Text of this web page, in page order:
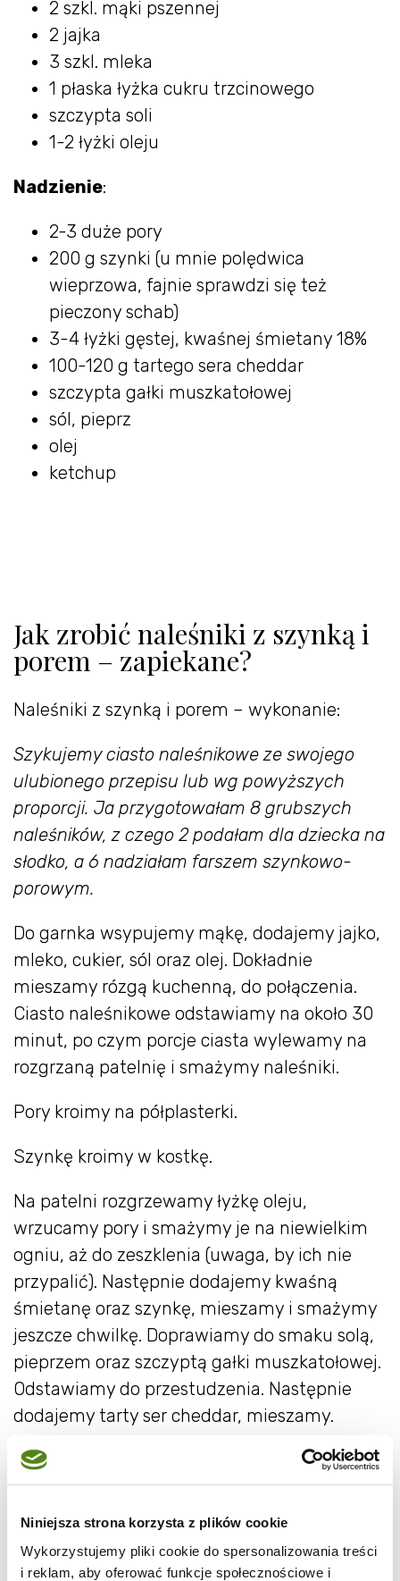
Niniejsza strona korzysta z plików cookie
Wykorzystujemy pliki cookie do spersonalizowania treści
i reklam, aby oferować funkcje społecznościowe i
2 szkl. mąki pszennej
2 jajka
3 szkl. mleka
1 płaska łyżka cukru trzcinowego
szczypta soli
1-2 łyżki oleju
Nadzienie:
2-3 duże pory
200 g szynki (u mnie polędwica
wieprzowa, fajnie sprawdzi się też
pieczony schab)
3-4 łyżki gęstej, kwaśnej śmietany 18%
100-120 g tartego sera cheddar
szczypta gałki muszkatołowej
sól, pieprz
olej
ketchup
Jak zrobić naleśniki z szynką i
porem – zapiekane?
Naleśniki z szynką i porem – wykonanie:
Szykujemy ciasto naleśnikowe ze swojego
ulubionego przepisu lub wg powyższych
proporcji. Ja przygotowałam 8 grubszych
naleśników, z czego 2 podałam dla dziecka na
słodko, a 6 nadziałam farszem szynkowo-
porowym.
Do garnka wsypujemy mąkę, dodajemy jajko,
mleko, cukier, sól oraz olej. Dokładnie
mieszamy rózgą kuchenną, do połączenia.
Ciasto naleśnikowe odstawiamy na około 30
minut, po czym porcje ciasta wylewamy na
rozgrzaną patelnię i smażymy naleśniki.
Pory kroimy na półplasterki.
Szynkę kroimy w kostkę.
Na patelni rozgrzewamy łyżkę oleju,
wrzucamy pory i smażymy je na niewielkim
ogniu, aż do zeszklenia (uwaga, by ich nie
przypalić). Następnie dodajemy kwaśną
śmietanę oraz szynkę, mieszamy i smażymy
jeszcze chwilkę. Doprawiamy do smaku solą,
pieprzem oraz szczyptą gałki muszkatołowej.
Odstawiamy do przestudzenia. Następnie
dodajemy tarty ser cheddar, mieszamy.
Porcje nadzienia rozkładamy na 6-7
naleśnikach. Dowolnie składamy. Układamy w
naczyniu żaroodpornym. Wierzch można
posypać dodatkową porcją tartego sera.
Wstawiamy do piekarnika nagrzanego do 180